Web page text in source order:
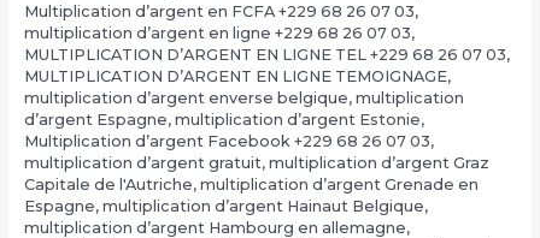
Multiplication d’argent en FCFA +229 68 26 07 03,
multiplication d’argent en ligne +229 68 26 07 03,
MULTIPLICATION D’ARGENT EN LIGNE TEL +229 68 26 07 03,
MULTIPLICATION D’ARGENT EN LIGNE TEMOIGNAGE,
multiplication d’argent enverse belgique, multiplication
d’argent Espagne, multiplication d’argent Estonie,
Multiplication d’argent Facebook +229 68 26 07 03,
multiplication d’argent gratuit, multiplication d’argent Graz
Capitale de l'Autriche, multiplication d’argent Grenade en
Espagne, multiplication d’argent Hainaut Belgique,
multiplication d’argent Hambourg en allemagne,